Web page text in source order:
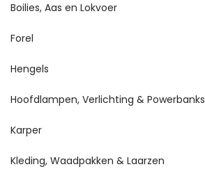
Boilies, Aas en Lokvoer
Forel
Hengels
Hoofdlampen, Verlichting & Powerbanks
Karper
Kleding, Waadpakken & Laarzen